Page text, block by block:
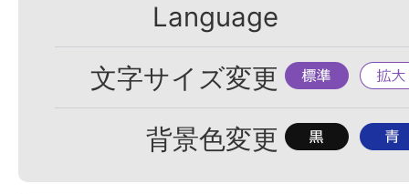
Language
文字サイズ変更 標
準
拡
大
背景色変更 背
背